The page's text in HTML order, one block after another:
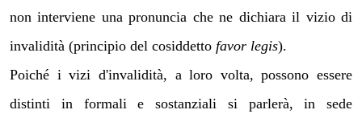
non interviene una pronuncia che ne dichiara il vizio di
invalidità (principio del cosiddetto favor legis).
Poiché i vizi d'invalidità, a loro volta, possono essere
distinti in formali e sostanziali si parlerà, in sede